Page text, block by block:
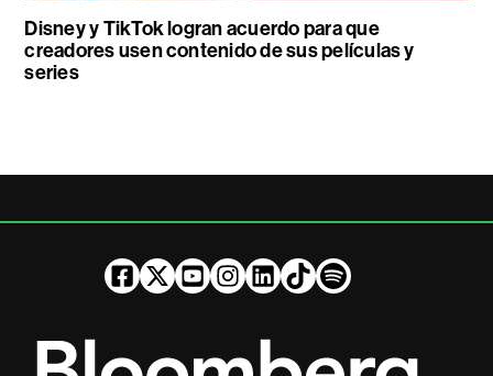
Disney y TikTok logran acuerdo para que
creadores usen contenido de sus películas y
series